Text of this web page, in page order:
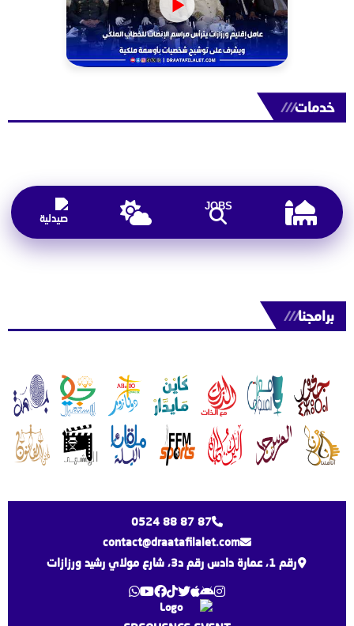
خدمات///
JOBS
برامجنا///
0524 88 87 87
contact@draatafilalet.com
رقم 1، عمارة دادس رقم د3، شارع مولاي رشيد ورزازات